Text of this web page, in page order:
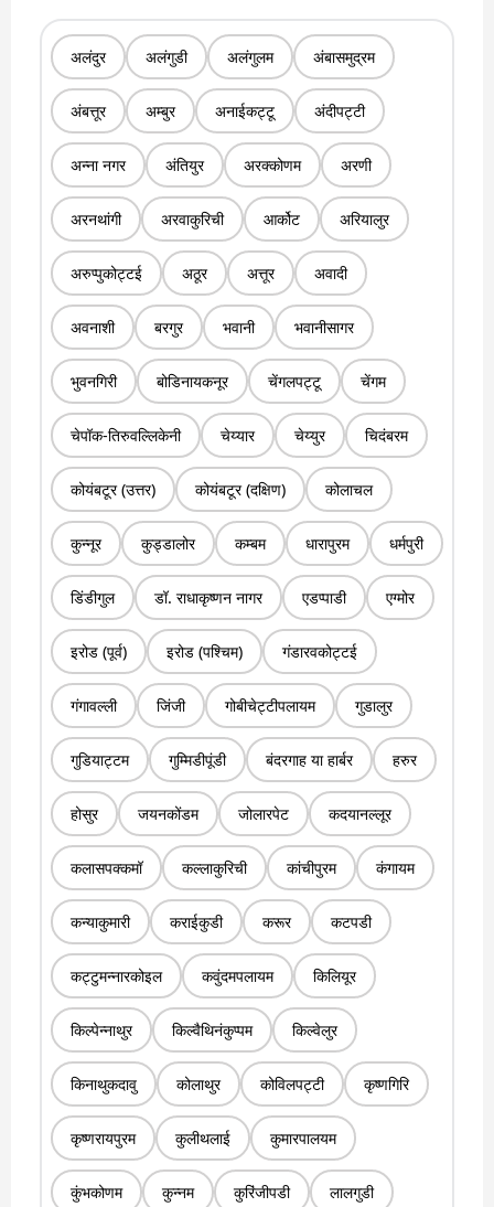
अलंदुर अलंगुडी अलंगुलम अंबासमुद्रम
अंबत्तूर अम्बुर अनाईकट्टू अंदीपट्टी
अन्ना नगर अंतियुर अरक्कोणम अरणी
अरनथांगी अरवाकुरिची आर्कोट अरियालुर
अरुप्पुकोट्टई अठूर अत्तूर अवादी
अवनाशी बरगुर भवानी भवानीसागर
भुवनगिरी बोडिनायकनूर चेंगलपट्टू चेंगम
चेपॉक-तिरुवल्लिकेनी चेय्यार चेय्युर चिदंबरम
कोयंबटूर (उत्तर) कोयंबटूर (दक्षिण) कोलाचल
कुन्नूर कुड्डालोर कम्बम धारापुरम धर्मपुरी
डिंडीगुल डॉ. राधाकृष्णन नागर एडप्पाडी एग्मोर
इरोड (पूर्व) इरोड (पश्चिम) गंडारवकोट्टई
गंगावल्ली जिंजी गोबीचेट्टीपलायम गुडालुर
गुडियाट्टम गुम्मिडीपूंडी बंदरगाह या हार्बर हरुर
होसुर जयनकोंडम जोलारपेट कदयानल्लूर
कलासपक्कमॉ कल्लाकुरिची कांचीपुरम कंगायम
कन्याकुमारी कराईकुडी करूर कटपडी
कट्टुमन्नारकोइल कवुंदमपलायम किलियूर
किल्पेन्नाथुर किल्वैथिनंकुप्पम किल्वेलुर
किनाथुकदावु कोलाथुर कोविलपट्टी कृष्णगिरि
कृष्णरायपुरम कुलीथलाई कुमारपालयम
कुंभकोणम कुन्नम कुरिंजीपडी लालगुडी